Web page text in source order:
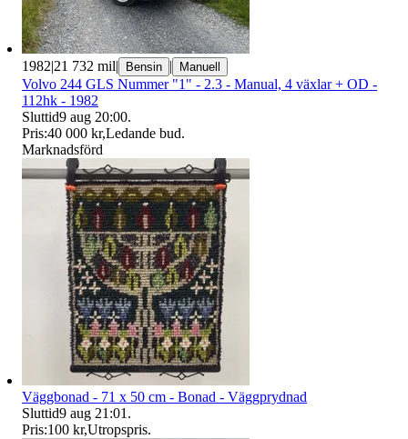
1982|21 732 mil| Bensin | Manuell
Volvo 244 GLS Nummer "1" - 2.3 - Manual, 4 växlar + OD -
112hk - 1982
Sluttid9 aug 20:00.
Pris:40 000 kr,Ledande bud.
Marknadsförd
Väggbonad - 71 x 50 cm - Bonad - Väggprydnad
Sluttid9 aug 21:01 .
Pris:100 kr,Utropspris.